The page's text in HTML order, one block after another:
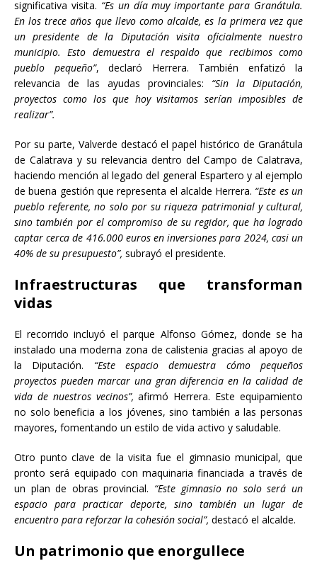
significativa visita. “Es un día muy importante para Granátula.
En los trece años que llevo como alcalde, es la primera vez que
un presidente de la Diputación visita oficialmente nuestro
municipio. Esto demuestra el respaldo que recibimos como
pueblo pequeño”, declaró Herrera. También enfatizó la
relevancia de las ayudas provinciales: “Sin la Diputación,
proyectos como los que hoy visitamos serían imposibles de
realizar”.
Por su parte, Valverde destacó el papel histórico de Granátula
de Calatrava y su relevancia dentro del Campo de Calatrava,
haciendo mención al legado del general Espartero y al ejemplo
de buena gestión que representa el alcalde Herrera. “Este es un
pueblo referente, no solo por su riqueza patrimonial y cultural,
sino también por el compromiso de su regidor, que ha logrado
captar cerca de 416.000 euros en inversiones para 2024, casi un
40% de su presupuesto”, subrayó el presidente.
Infraestructuras que transforman
vidas
El recorrido incluyó el parque Alfonso Gómez, donde se ha
instalado una moderna zona de calistenia gracias al apoyo de
la Diputación. “Este espacio demuestra cómo pequeños
proyectos pueden marcar una gran diferencia en la calidad de
vida de nuestros vecinos”, afirmó Herrera. Este equipamiento
no solo beneficia a los jóvenes, sino también a las personas
mayores, fomentando un estilo de vida activo y saludable.
Otro punto clave de la visita fue el gimnasio municipal, que
pronto será equipado con maquinaria financiada a través de
un plan de obras provincial. “Este gimnasio no solo será un
espacio para practicar deporte, sino también un lugar de
encuentro para reforzar la cohesión social”, destacó el alcalde.
Un patrimonio que enorgullece